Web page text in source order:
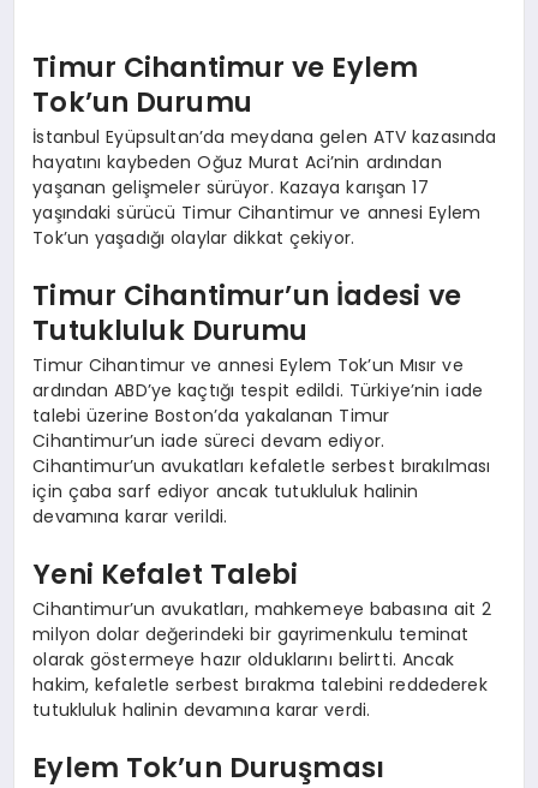
Timur Cihantimur ve Eylem
Tok’un Durumu
İstanbul Eyüpsultan’da meydana gelen ATV kazasında
hayatını kaybeden Oğuz Murat Aci’nin ardından
yaşanan gelişmeler sürüyor. Kazaya karışan 17
yaşındaki sürücü Timur Cihantimur ve annesi Eylem
Tok’un yaşadığı olaylar dikkat çekiyor.
Timur Cihantimur’un İadesi ve
Tutukluluk Durumu
Timur Cihantimur ve annesi Eylem Tok’un Mısır ve
ardından ABD’ye kaçtığı tespit edildi. Türkiye’nin iade
talebi üzerine Boston’da yakalanan Timur
Cihantimur’un iade süreci devam ediyor.
Cihantimur’un avukatları kefaletle serbest bırakılması
için çaba sarf ediyor ancak tutukluluk halinin
devamına karar verildi.
Yeni Kefalet Talebi
Cihantimur’un avukatları, mahkemeye babasına ait 2
milyon dolar değerindeki bir gayrimenkulu teminat
olarak göstermeye hazır olduklarını belirtti. Ancak
hakim, kefaletle serbest bırakma talebini reddederek
tutukluluk halinin devamına karar verdi.
Eylem Tok’un Duruşması